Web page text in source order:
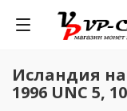
Исландия
1996 UNC 5,